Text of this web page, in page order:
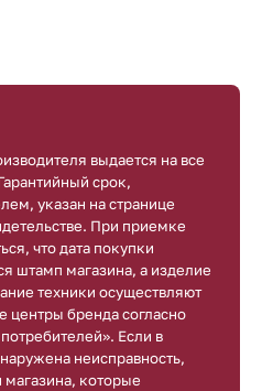
выдается на все
срок,
указан на странице
При приемке
что дата покупки
штамп магазина, а изделие
техники осуществляют
центры бренда согласно
Если в
неисправность,
которые